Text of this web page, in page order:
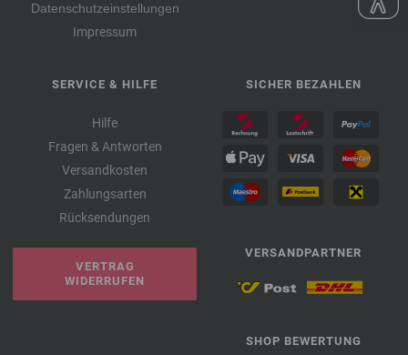
Datenschutzeinstellungen
Impressum
SERVICE & HILFE
Hilfe
Fragen & Antworten
Versandkosten
Zahlungsarten
Rücksendungen
VERTRAG
WIDERRUFEN
SICHER BEZAHLEN
VERSANDPARTNER
SHOP BEWERTUNG